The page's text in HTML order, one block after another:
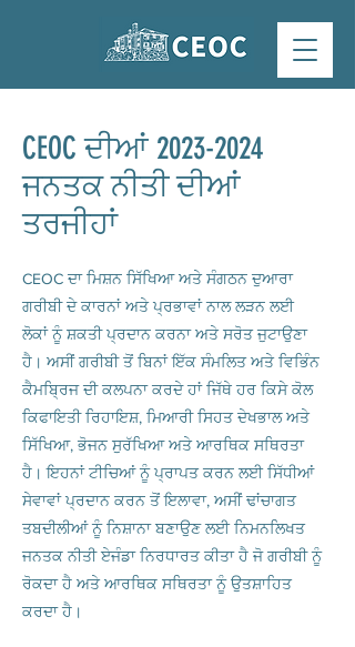
CEOC ਦੀਆਂ 2023-2024
ਜਨਤਕ ਨੀਤੀ ਦੀਆਂ
ਤਰਜੀਹਾਂ
CEOC ਦਾ ਮਿਸ਼ਨ ਸਿੱਖਿਆ ਅਤੇ ਸੰਗਠਨ ਦੁਆਰਾ
ਗਰੀਬੀ ਦੇ ਕਾਰਨਾਂ ਅਤੇ ਪ੍ਰਭਾਵਾਂ ਨਾਲ ਲੜਨ ਲਈ
ਲੋਕਾਂ ਨੂੰ ਸ਼ਕਤੀ ਪ੍ਰਦਾਨ ਕਰਨਾ ਅਤੇ ਸਰੋਤ ਜੁਟਾਉਣਾ
ਹੈ। ਅਸੀਂ ਗਰੀਬੀ ਤੋਂ ਬਿਨਾਂ ਇੱਕ ਸੰਮਲਿਤ ਅਤੇ ਵਿਭਿੰਨ
ਕੈਮਬ੍ਰਿਜ ਦੀ ਕਲਪਨਾ ਕਰਦੇ ਹਾਂ ਜਿੱਥੇ ਹਰ ਕਿਸੇ ਕੋਲ
ਕਿਫਾਇਤੀ ਰਿਹਾਇਸ਼, ਮਿਆਰੀ ਸਿਹਤ ਦੇਖਭਾਲ ਅਤੇ
ਸਿੱਖਿਆ, ਭੋਜਨ ਸੁਰੱਖਿਆ ਅਤੇ ਆਰਥਿਕ ਸਥਿਰਤਾ
ਹੈ। ਇਹਨਾਂ ਟੀਚਿਆਂ ਨੂੰ ਪ੍ਰਾਪਤ ਕਰਨ ਲਈ ਸਿੱਧੀਆਂ
ਸੇਵਾਵਾਂ ਪ੍ਰਦਾਨ ਕਰਨ ਤੋਂ ਇਲਾਵਾ, ਅਸੀਂ ਢਾਂਚਾਗਤ
ਤਬਦੀਲੀਆਂ ਨੂੰ ਨਿਸ਼ਾਨਾ ਬਣਾਉਣ ਲਈ ਨਿਮਨਲਿਖਤ
ਜਨਤਕ ਨੀਤੀ ਏਜੰਡਾ ਨਿਰਧਾਰਤ ਕੀਤਾ ਹੈ ਜੋ ਗਰੀਬੀ ਨੂੰ
ਰੋਕਦਾ ਹੈ ਅਤੇ ਆਰਥਿਕ ਸਥਿਰਤਾ ਨੂੰ ਉਤਸ਼ਾਹਿਤ
ਕਰਦਾ ਹੈ।